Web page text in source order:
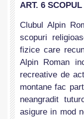
ART. 6
Clubul Alpin
scopuri
fizice care
Alpin Roman
recreative de
montane fac
neangradit
asigure in mod